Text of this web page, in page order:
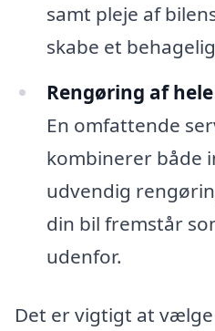
samt pleje af
skabe et
Rengøring af
En omfattende
kombinerer både
udvendig
din bil fremstår
udenfor.
Det er vigtigt at